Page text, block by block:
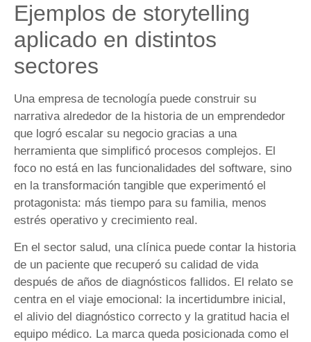
Ejemplos de storytelling
aplicado en distintos
sectores
Una empresa de tecnología puede construir su
narrativa alrededor de la historia de un emprendedor
que logró escalar su negocio gracias a una
herramienta que simplificó procesos complejos. El
foco no está en las funcionalidades del software, sino
en la transformación tangible que experimentó el
protagonista: más tiempo para su familia, menos
estrés operativo y crecimiento real.
En el sector salud, una clínica puede contar la historia
de un paciente que recuperó su calidad de vida
después de años de diagnósticos fallidos. El relato se
centra en el viaje emocional: la incertidumbre inicial,
el alivio del diagnóstico correcto y la gratitud hacia el
equipo médico. La marca queda posicionada como el